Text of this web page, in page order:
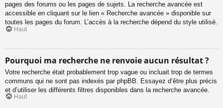
pages des forums ou les pages de sujets. La recherche avancée est
accessible en cliquant sur le lien « Recherche avancée » disponible sur
toutes les pages du forum. L’accès à la recherche dépend du style utilisé.
Haut
Pourquoi ma recherche ne renvoie aucun résultat ?
Votre recherche était probablement trop vague ou incluait trop de termes
communs qui ne sont pas indexés par phpBB. Essayez d’être plus précis
et d’utiliser les différents filtres disponibles dans la recherche avancée.
Haut